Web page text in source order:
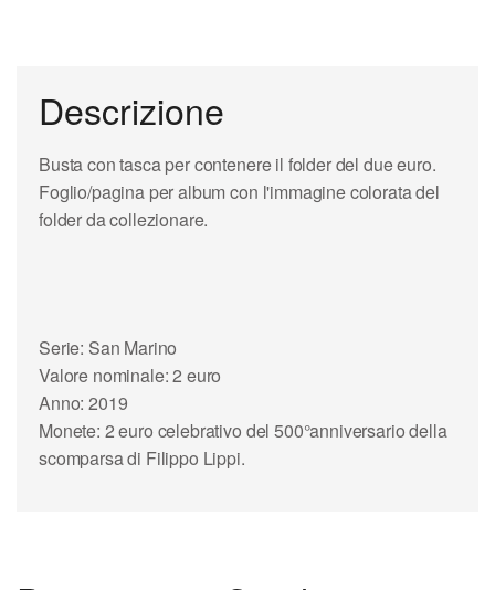
Descrizione
Busta con tasca per contenere il folder del due euro.
Foglio/pagina per album con l'immagine colorata del
folder da collezionare.
Serie: San Marino
Valore nominale: 2 euro
Anno: 2019
Monete: 2 euro celebrativo del 500°anniversario della
scomparsa di Filippo Lippi.